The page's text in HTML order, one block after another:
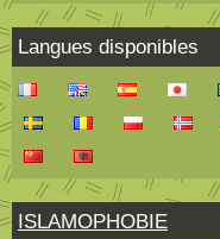
Langues disponibles
ISLAMOPHOBIE